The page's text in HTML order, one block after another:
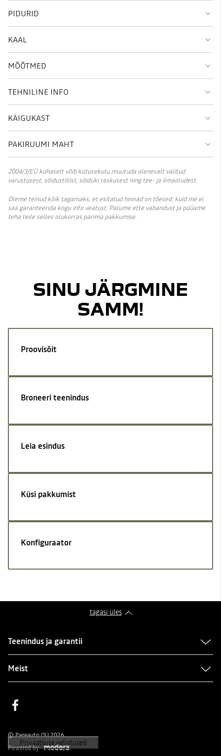
PIDURID
KAAL
MÕÕTMED
TEHNILINE INFO
KÄIGUKAST
PAKIRUUMI MAHT
2004/3/EÜ kohaselt võib kütusekulu muutuda olenevalt valitud
varustusest, sõidustiilist, sõiduki raskusest ning tee- ja ilmaoludest.
Oleme teinud kõik tagamaks, et esitatud hinnad on tõesed, kuid me ei
saa garanteerida kogu info veatust. Palume ette vabandust ja püüame
teha teile selles olukorras parima pakkumise.
SINU JÄRGMINE
SAMM!
Proovisõit
Broneeri teenindus
Leia esindus
Küsi pakkumist
Konfiguraator
tagasi üles
Teenindus ja garantii
Meist
© Pereauto OÜ 2026
Powered by